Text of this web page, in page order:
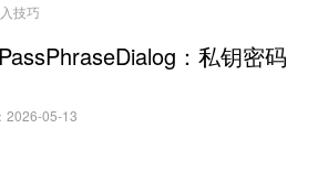
技巧
：私钥密码
2026-05-13